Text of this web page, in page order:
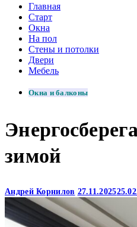
Главная
Старт
Окна
На пол
Стены и потолки
Двери
Мебель
Окна и балконы
зимой
Андрей Корнилов 27.11.2025